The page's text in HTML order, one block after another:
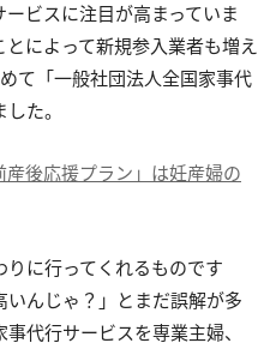
ビスに注目が高まっていま
によって新規参入業者も増え
て「一般社団法人全国家事代
た。
産後応援プラン」は妊産婦の
に行ってくれるものです
んじゃ？」とまだ誤解が多
代行サービスを専業主婦、